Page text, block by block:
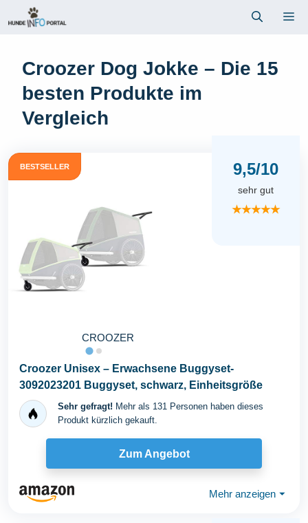
Inhalt
Croozer Dog Jokke – Die 15
besten Produkte im
Vergleich
BESTSELLER
CROOZER
9,5/10
sehr gut
★★★★★
Croozer Unisex – Erwachsene Buggyset-
3092023201 Buggyset, schwarz, Einheitsgröße
Sehr gefragt! Mehr als 131 Personen haben dieses
Produkt kürzlich gekauft.
Zum Angebot
Mehr anzeigen ⏷